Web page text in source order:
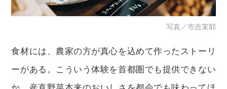
写真／市吉茉耶
食材には、農家の方が真心を込めて作ったストーリ
ーがある。こういう体験を首都圏でも提供できない